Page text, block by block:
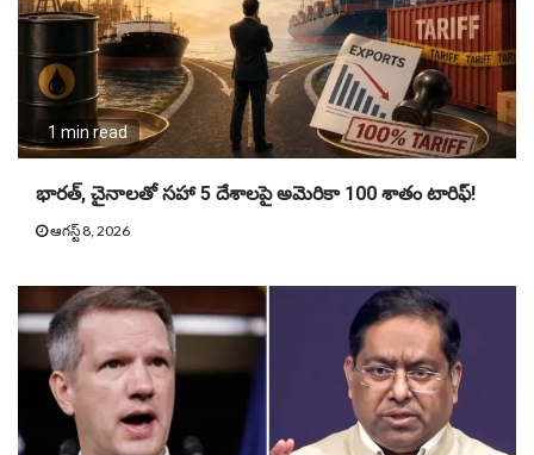
1 min read
భారత్, చైనాలతో సహా 5 దేశాలపై అమెరికా 100 శాతం టారిఫ్‌!
ఆగస్ట్ 8, 2026